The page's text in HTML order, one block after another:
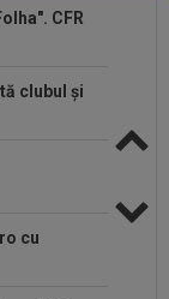
CFR
clubul și
cu